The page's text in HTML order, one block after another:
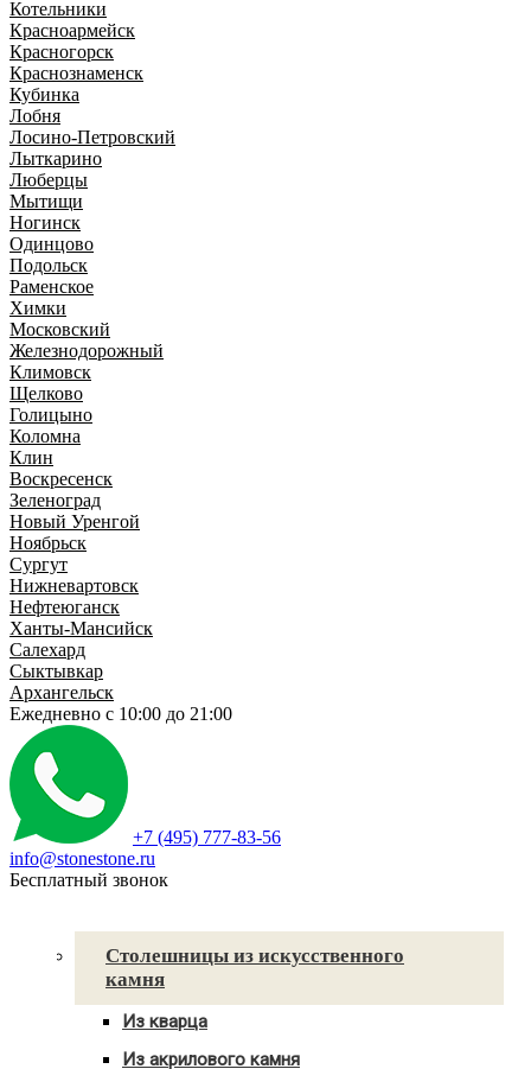
Котельники
Красноармейск
Красногорск
Краснознаменск
Кубинка
Лобня
Лосино-Петровский
Лыткарино
Люберцы
Мытищи
Ногинск
Одинцово
Подольск
Раменское
Химки
Московский
Железнодорожный
Климовск
Щелково
Голицыно
Коломна
Клин
Воскресенск
Зеленоград
Новый Уренгой
Ноябрьск
Сургут
Нижневартовск
Нефтеюганск
Ханты-Мансийск
Салехард
Сыктывкар
Архангельск
Ежедневно с 10:00 до 21:00
+7 (495) 777-83-56
info@stonestone.ru
Бесплатный звонок
Столешницы из искусственного
камня
Из кварца
Из акрилового камня